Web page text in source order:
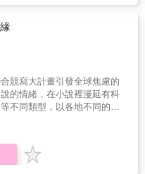
格與價值觀，而成田名璃子
了色香味俱全的文字，寫下
，好好吃飯，好好保存並重
執念的人們之間，相知、相
能夠不因為什麼理由，天天
餐，其實就是家人了吧。在
看到這麼「家人感」的故
美食」藏在東京的老街小巷
可能不怎麼好吃，但來過的
這裡的空氣能填補內心的缺
寄了包裹給我……──〈灰色的
為飲食障礙而煩惱。在某次
友隼人、從小到大的好友陽
壞。充滿成長與細膩情感的
小夜曲〉這樣的經驗與痛
貼。日本創作歌手、神祕歌
登場！
年在Youtube上翻唱名曲後，
。2016年在主流樂壇出道。
間公親－教場0－》、電影
告白》、動畫《藥師少女的
》等多首合作歌曲。本書收
唱會朗讀，以及限定發表給粉
曲為基礎的短篇故事。包括
灰色的一天〉，並加入了全
〉。我在醫院被奇特的光線
，面臨無法預期的奇特命
〉在我決定自殺的那一天，
競寫大計畫引發全球焦慮的
的情緒，在小說裡漫延有科
不同類型，以各地不同的文
，日本出版社發起跨國企
的青年小說家，以「絕緣」
同的短篇小說，集結出版。